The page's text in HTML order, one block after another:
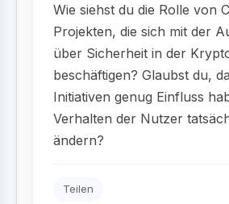
Wie siehst du die Rolle von
Projekten, die sich mit der
über Sicherheit in der
beschäftigen? Glaubst du,
Initiativen genug Einfluss
Verhalten der Nutzer
ändern?
Teilen